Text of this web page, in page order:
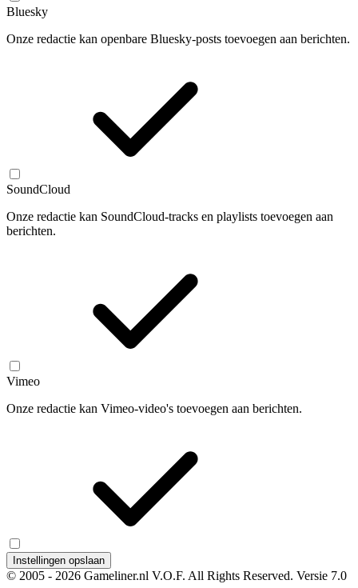
Bluesky
Onze redactie kan openbare Bluesky-posts toevoegen aan berichten.
SoundCloud
Onze redactie kan SoundCloud-tracks en playlists toevoegen aan
berichten.
Vimeo
Onze redactie kan Vimeo-video's toevoegen aan berichten.
Instellingen opslaan
© 2005 - 2026 Gameliner.nl V.O.F. All Rights Reserved. Versie 7.0